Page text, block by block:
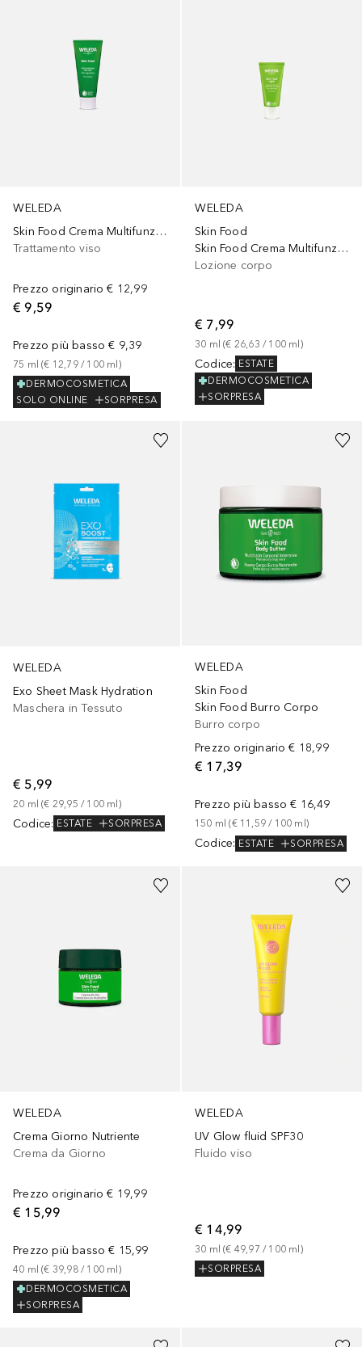
WELEDA
Skin Food Crema Multifunzione
Trattamento viso
Prezzo originario € 12,99
€ 9,59
Prezzo più basso € 9,39
75 ml (€ 12,79 / 100 ml )
DERMOCOSMETICA
SOLO ONLINE
SORPRESA
WELEDA
Skin Food
Skin Food Crema Multifunzione leggera
Lozione corpo
€ 7,99
30 ml (€ 26,63 / 100 ml )
Codice: ESTATE
DERMOCOSMETICA
SORPRESA
WELEDA
Exo Sheet Mask Hydration
Maschera in Tessuto
€ 5,99
20 ml (€ 29,95 / 100 ml )
Codice: ESTATE SORPRESA
WELEDA
Skin Food
Skin Food Burro Corpo
Burro corpo
Prezzo originario € 18,99
€ 17,39
Prezzo più basso € 16,49
150 ml (€ 11,59 / 100 ml )
Codice: ESTATE SORPRESA
WELEDA
Crema Giorno Nutriente
Crema da Giorno
Prezzo originario € 19,99
€ 15,99
Prezzo più basso € 15,99
40 ml (€ 39,98 / 100 ml)
DERMOCOSMETICA
SORPRESA
WELEDA
UV Glow fluid SPF30
Fluido viso
€ 14,99
30 ml (€ 49,97 / 100 ml )
SORPRESA